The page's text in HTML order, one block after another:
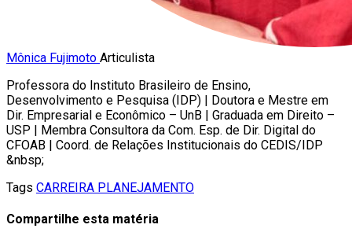
Mônica Fujimoto Articulista
Professora do Instituto Brasileiro de Ensino,
Desenvolvimento e Pesquisa (IDP) | Doutora e Mestre em
Dir. Empresarial e Econômico – UnB | Graduada em Direito –
USP | Membra Consultora da Com. Esp. de Dir. Digital do
CFOAB | Coord. de Relações Institucionais do CEDIS/IDP
&nbsp;
Tags CARREIRA PLANEJAMENTO
Compartilhe esta matéria